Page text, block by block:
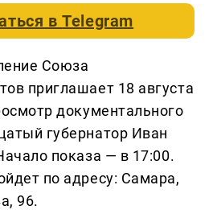
вTelegram
Союза
приглашает 18 августа
документального
губернатор Иван
показа — в 17:00.
по адресу: Самара,
96.